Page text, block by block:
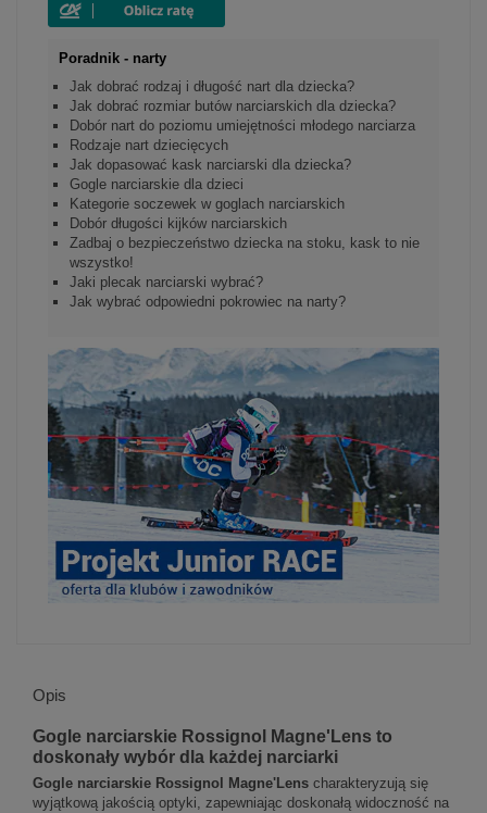
Poradnik - narty
Jak dobrać rodzaj i długość nart dla dziecka?
Jak dobrać rozmiar butów narciarskich dla dziecka?
Dobór nart do poziomu umiejętności młodego narciarza
Rodzaje nart dziecięcych
Jak dopasować kask narciarski dla dziecka?
Gogle narciarskie dla dzieci
Kategorie soczewek w goglach narciarskich
Dobór długości kijków narciarskich
Zadbaj o bezpieczeństwo dziecka na stoku, kask to nie
wszystko!
Jaki plecak narciarski wybrać?
Jak wybrać odpowiedni pokrowiec na narty?
Opis
Gogle narciarskie Rossignol Magne'Lens to
doskonały wybór dla każdej narciarki
Gogle narciarskie Rossignol Magne'Lens charakteryzują się
wyjątkową jakością optyki, zapewniając doskonałą widoczność na